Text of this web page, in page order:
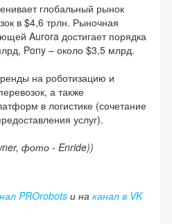
глобальный рынок
в $4,6 трлн. Рыночная
Aurora достигает порядка
Pony – около $3,5 млрд.
на роботизацию и
а также
в логистике (сочетание
услуг).
фото - Enride))
PROrobots и на канал в VK